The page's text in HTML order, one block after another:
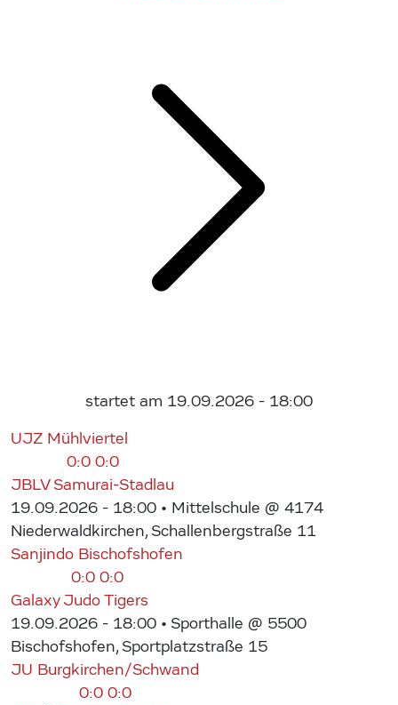
startet am 19.09.2026 - 18:00
UJZ Mühlviertel
0:0 0:0
JBLV Samurai-Stadlau
19.09.2026 - 18:00 • Mittelschule @ 4174
Niederwaldkirchen, Schallenbergstraße 11
Sanjindo Bischofshofen
0:0 0:0
Galaxy Judo Tigers
19.09.2026 - 18:00 • Sporthalle @ 5500
Bischofshofen, Sportplatzstraße 15
JU Burgkirchen/Schwand
0:0 0:0